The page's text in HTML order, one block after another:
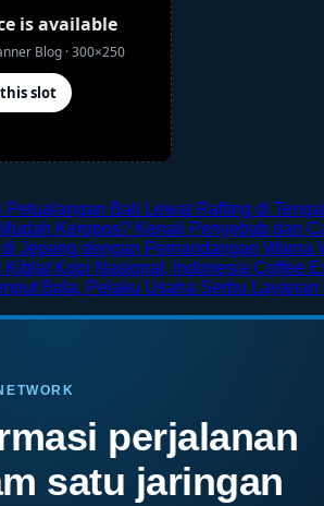
Petualangan Bali Lewat Rafting di
Keropos? Kenali Penyebab dan
Jepang dengan Pemandangan Warna
Kiblat Kopi Nasional, Indonesia Coffee
Bola, Pelaku Usaha Serbu
perjalanan
satu jaringan